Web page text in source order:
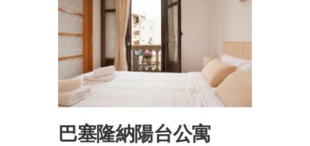
巴塞隆納陽台公寓